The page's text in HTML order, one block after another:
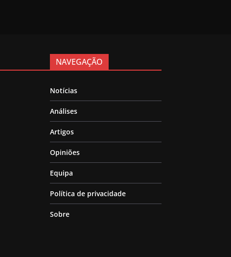
NAVEGAÇÃO
Notícias
Análises
Artigos
Opiniões
Equipa
Política de privacidade
Sobre